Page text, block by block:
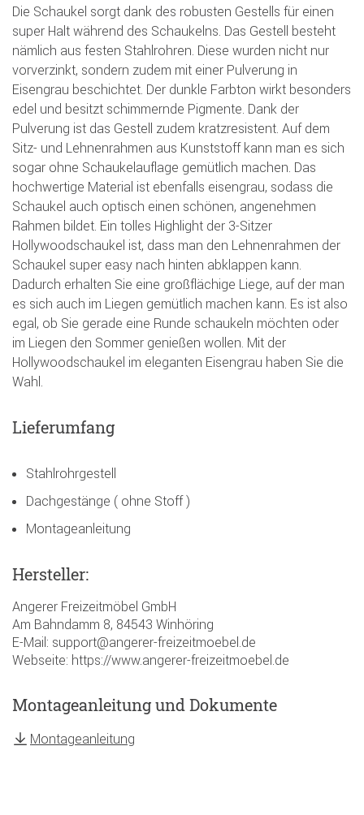
Die Schaukel sorgt dank des robusten Gestells für einen
super Halt während des Schaukelns. Das Gestell besteht
nämlich aus festen Stahlrohren. Diese wurden nicht nur
vorverzinkt, sondern zudem mit einer Pulverung in
Eisengrau beschichtet. Der dunkle Farbton wirkt besonders
edel und besitzt schimmernde Pigmente. Dank der
Pulverung ist das Gestell zudem kratzresistent. Auf dem
Sitz- und Lehnenrahmen aus Kunststoff kann man es sich
sogar ohne Schaukelauflage gemütlich machen. Das
hochwertige Material ist ebenfalls eisengrau, sodass die
Schaukel auch optisch einen schönen, angenehmen
Rahmen bildet. Ein tolles Highlight der 3-Sitzer
Hollywoodschaukel ist, dass man den Lehnenrahmen der
Schaukel super easy nach hinten abklappen kann.
Dadurch erhalten Sie eine großflächige Liege, auf der man
es sich auch im Liegen gemütlich machen kann. Es ist also
egal, ob Sie gerade eine Runde schaukeln möchten oder
im Liegen den Sommer genießen wollen. Mit der
Hollywoodschaukel im eleganten Eisengrau haben Sie die
Wahl.
Lieferumfang
Stahlrohrgestell
Dachgestänge ( ohne Stoff )
Montageanleitung
Hersteller:
Angerer Freizeitmöbel GmbH
Am Bahndamm 8, 84543 Winhöring
E-Mail: support@angerer-freizeitmoebel.de
Webseite: https://www.angerer-freizeitmoebel.de
Montageanleitung und Dokumente
Montageanleitung